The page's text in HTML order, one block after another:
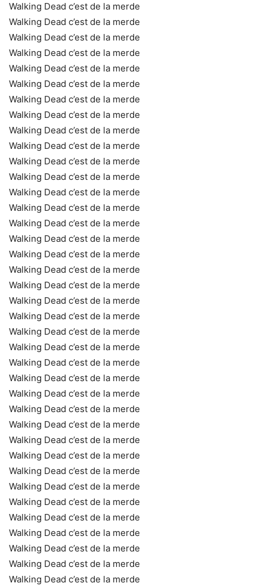
Walking Dead c’est de la merde
Walking Dead c’est de la merde
Walking Dead c’est de la merde
Walking Dead c’est de la merde
Walking Dead c’est de la merde
Walking Dead c’est de la merde
Walking Dead c’est de la merde
Walking Dead c’est de la merde
Walking Dead c’est de la merde
Walking Dead c’est de la merde
Walking Dead c’est de la merde
Walking Dead c’est de la merde
Walking Dead c’est de la merde
Walking Dead c’est de la merde
Walking Dead c’est de la merde
Walking Dead c’est de la merde
Walking Dead c’est de la merde
Walking Dead c’est de la merde
Walking Dead c’est de la merde
Walking Dead c’est de la merde
Walking Dead c’est de la merde
Walking Dead c’est de la merde
Walking Dead c’est de la merde
Walking Dead c’est de la merde
Walking Dead c’est de la merde
Walking Dead c’est de la merde
Walking Dead c’est de la merde
Walking Dead c’est de la merde
Walking Dead c’est de la merde
Walking Dead c’est de la merde
Walking Dead c’est de la merde
Walking Dead c’est de la merde
Walking Dead c’est de la merde
Walking Dead c’est de la merde
Walking Dead c’est de la merde
Walking Dead c’est de la merde
Walking Dead c’est de la merde
Walking Dead c’est de la merde